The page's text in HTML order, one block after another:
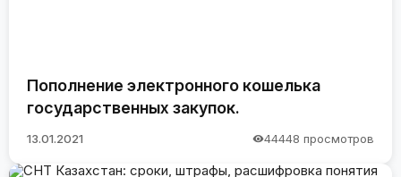
Пополнение электронного кошелька
государственных закупок.
13.01.2021 44448 просмотров